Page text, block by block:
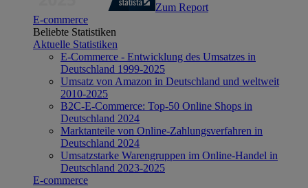
Zum Report
E-commerce
Beliebte Statistiken
Aktuelle Statistiken
E-Commerce - Entwicklung des Umsatzes in
Deutschland 1999-2025
Umsatz von Amazon in Deutschland und weltweit
2010-2025
B2C-E-Commerce: Top-50 Online Shops in
Deutschland 2024
Marktanteile von Online-Zahlungsverfahren in
Deutschland 2024
Umsatzstarke Warengruppen im Online-Handel in
Deutschland 2023-2025
E-commerce